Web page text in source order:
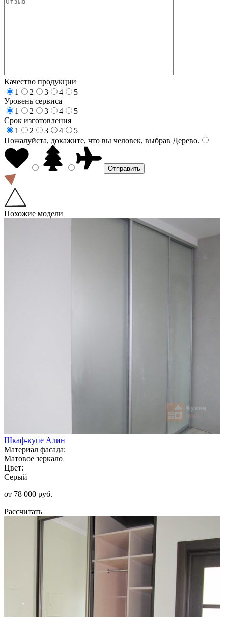
Качество продукции
1
2 3 4
5
Уровень сервиса
1
2 3 4
5
Срок изготовления
1
2 3 4
5
Пожалуйста, докажите, что вы человек, выбрав Дерево.
Похожие модели
Шкаф-купе Алин
Материал фасада:
Матовое зеркало
Цвет:
Серый
от 78 000 руб.
Рассчитать